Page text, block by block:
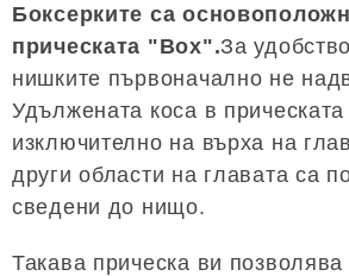
Боксерките са
прическата "Box".За
нишките първоначално не
Удължената коса в
изключително на върха на
други области на главата са
сведени до нищо.
Такава прическа ви